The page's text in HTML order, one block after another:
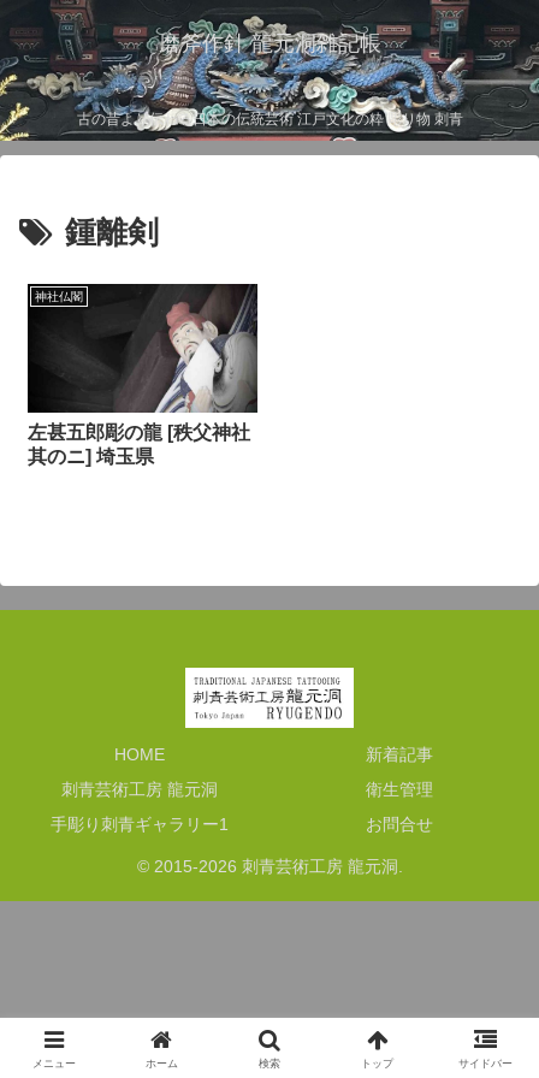
磨斧作針 龍元洞雑記帳
古の昔より伝わる日本の伝統芸術 江戸文化の粋 彫り物 刺青
鍾離剣
神社仏閣
左甚五郎彫の龍 [秩父神社
其のニ] 埼玉県
HOME
新着記事
刺青芸術工房 龍元洞
衛生管理
手彫り刺青ギャラリー1
お問合せ
© 2015-2026 刺青芸術工房 龍元洞.
メニュー ホーム 検索 トップ サイドバー